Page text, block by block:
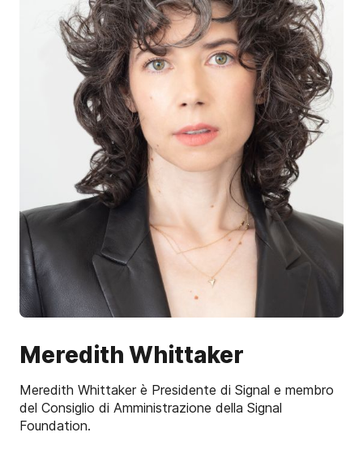
Meredith Whittaker
Meredith Whittaker è Presidente di Signal e membro
del Consiglio di Amministrazione della Signal
Foundation.